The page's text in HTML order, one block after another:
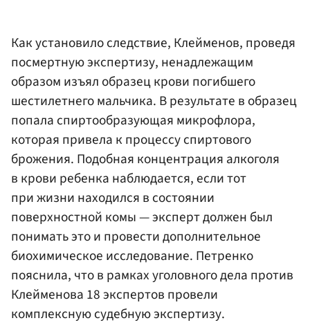
Как установило следствие, Клейменов, проведя
посмертную экспертизу, ненадлежащим
образом изъял образец крови погибшего
шестилетнего мальчика. В результате в образец
попала спиртообразующая микрофлора,
которая привела к процессу спиртового
брожения. Подобная концентрация алкоголя
в крови ребенка наблюдается, если тот
при жизни находился в состоянии
поверхностной комы — эксперт должен был
понимать это и провести дополнительное
биохимическое исследование. Петренко
пояснила, что в рамках уголовного дела против
Клейменова 18 экспертов провели
комплексную судебную экспертизу.